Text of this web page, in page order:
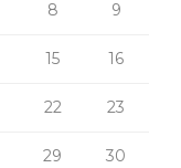
8 9
15 16
22 23
29 30